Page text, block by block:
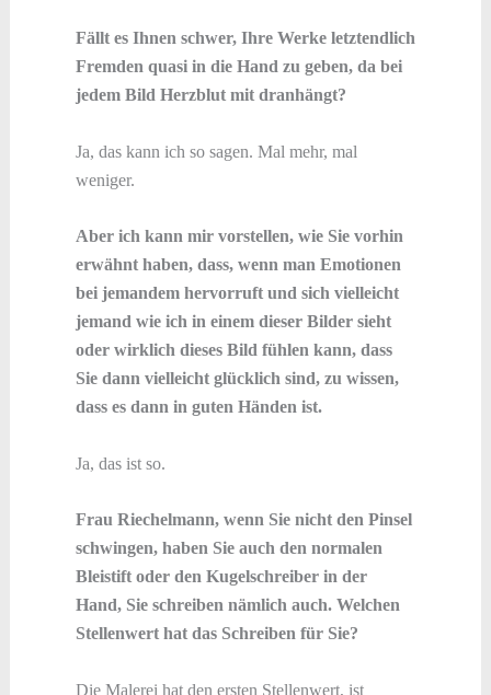
Fällt es Ihnen schwer, Ihre Werke letztendlich
Fremden quasi in die Hand zu geben, da bei
jedem Bild Herzblut mit dranhängt?
Ja, das kann ich so sagen. Mal mehr, mal
weniger.
Aber ich kann mir vorstellen, wie Sie vorhin
erwähnt haben, dass, wenn man Emotionen
bei jemandem hervorruft und sich vielleicht
jemand wie ich in einem dieser Bilder sieht
oder wirklich dieses Bild fühlen kann, dass
Sie dann vielleicht glücklich sind, zu wissen,
dass es dann in guten Händen ist.
Ja, das ist so.
Frau Riechelmann, wenn Sie nicht den Pinsel
schwingen, haben Sie auch den normalen
Bleistift oder den Kugelschreiber in der
Hand, Sie schreiben nämlich auch. Welchen
Stellenwert hat das Schreiben für Sie?
Die Malerei hat den ersten Stellenwert, ist